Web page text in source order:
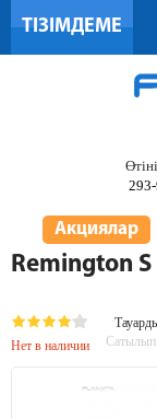
ТІЗІМДЕМЕ
Акциялар
Remington
Нет в наличии